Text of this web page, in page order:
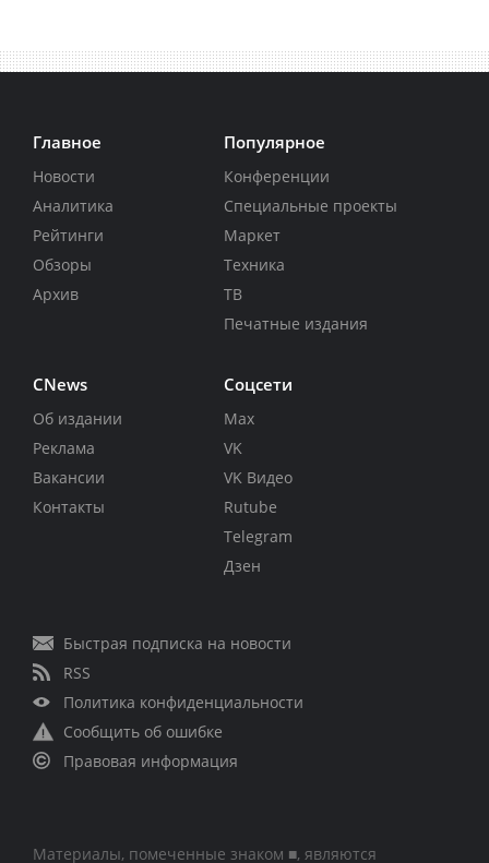
Главное
Новости
Аналитика
Рейтинги
Обзоры
Архив
Популярное
Конференции
Специальные проекты
Маркет
Техника
ТВ
Печатные издания
CNews
Об издании
Реклама
Вакансии
Контакты
Соцсети
Max
VK
VK Видео
Rutube
Telegram
Дзен
Быстрая подписка на новости
RSS
Политика конфиденциальности
Сообщить об ошибке
Правовая информация
Материалы, помеченные знаком ■, являются